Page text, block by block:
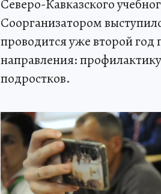
Северо-Кавказского
Соорганизатором
проводится уже второй
направления:
подростков.